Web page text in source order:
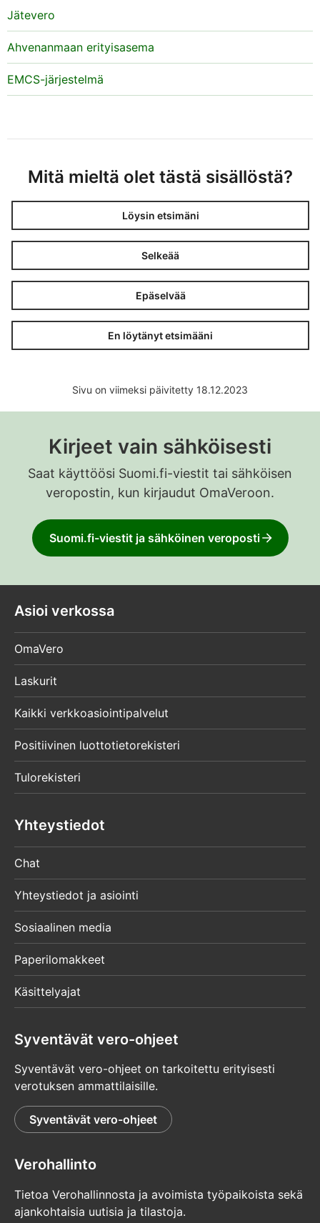
Jätevero
Ahvenanmaan erityisasema
EMCS-järjestelmä
Mitä mieltä olet tästä sisällöstä?
Löysin etsimäni
Selkeää
Epäselvää
En löytänyt etsimääni
Sivu on viimeksi päivitetty 18.12.2023
Kirjeet vain sähköisesti
Saat käyttöösi Suomi.fi-viestit tai sähköisen
veropostin, kun kirjaudut OmaVeroon.
Suomi.fi-viestit ja sähköinen veroposti
Asioi verkossa
OmaVero
Laskurit
Kaikki verkkoasiointipalvelut
Positiivinen luottotietorekisteri
Tulorekisteri
Yhteystiedot
Chat
Yhteystiedot ja asiointi
Sosiaalinen media
Paperilomakkeet
Käsittelyajat
Syventävät vero-ohjeet
Syventävät vero-ohjeet on tarkoitettu erityisesti
verotuksen ammattilaisille.
Syventävät vero-ohjeet
Verohallinto
Tietoa Verohallinnosta ja avoimista työpaikoista sekä
ajankohtaisia uutisia ja tilastoja.